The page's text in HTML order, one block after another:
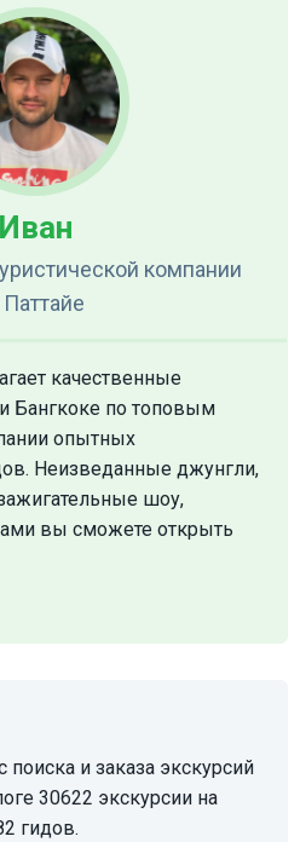
Иван
компании
Паттайе
качественные
Бангкоке по топовым
опытных
Неизведанные джунгли,
шоу,
вы сможете открыть
поиска и заказа экскурсий
30622 экскурсии на
гидов.